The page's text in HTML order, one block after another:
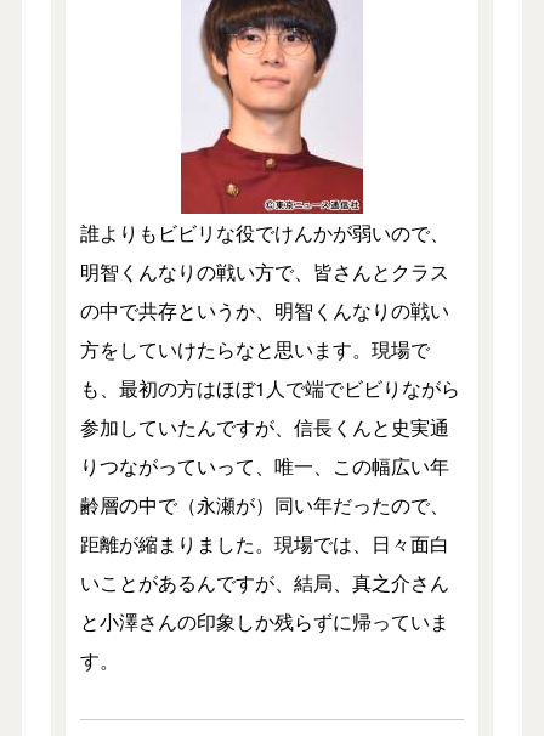
誰よりもビビリな役でけんかが弱いので、
明智くんなりの戦い方で、皆さんとクラス
の中で共存というか、明智くんなりの戦い
方をしていけたらなと思います。現場で
も、最初の方はほぼ1人で端でビビりながら
参加していたんですが、信長くんと史実通
りつながっていって、唯一、この幅広い年
齢層の中で（永瀬が）同い年だったので、
距離が縮まりました。現場では、日々面白
いことがあるんですが、結局、真之介さん
と小澤さんの印象しか残らずに帰っていま
す。